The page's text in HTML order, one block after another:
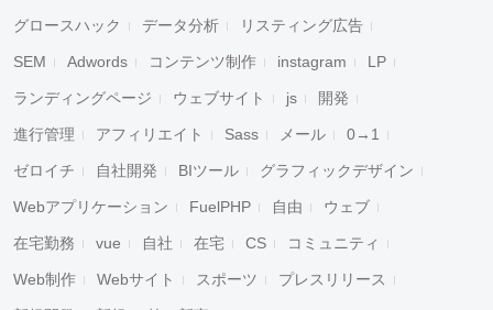
グロースハック データ分析 リスティング広告
SEM Adwords コンテンツ制作 instagram LP
ランディングページ ウェブサイト js 開発
進行管理 アフィリエイト Sass メール 0→1
ゼロイチ 自社開発 BIツール グラフィックデザイン
Webアプリケーション FuelPHP 自由 ウェブ
在宅勤務 vue 自社 在宅 CS コミュニティ
Web制作 Webサイト スポーツ プレスリリース